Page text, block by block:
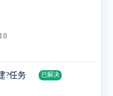
?任务
已解决